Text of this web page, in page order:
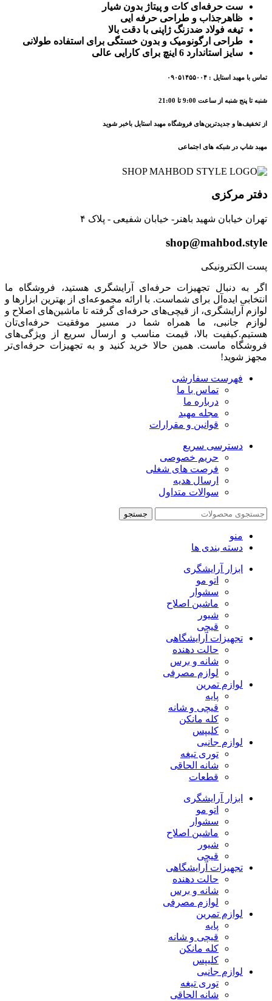
ست حرفه‌ای کات و پیتاژ بدون شیار
ظاهرجذاب و طراحی حرفه ایی
تیغه فولاد ضدزنگ ژاپنی با دقت بالا
طراحی ارگونومیک و بدون خستگی برای استفاده طولانی
سایز استاندارد 6 اینچ برای کارایی عالی
تماس با مهبد استایل : ۰۹۰۵۱۴۵۵۰۰۴
شنبه تا پنج شنبه از ساعت 9:00 تا 21:00
از تخفیف‌ها و جدیدترین‌های فروشگاه مهبد استایل باخبر شوید
مهبد شاپ در شبکه های اجتماعی
دفتر مرکزی
تهران خیابان شهید باهنر- خیابان شفیعی - پلاک ۴
shop@mahbod.style
پست الکترونیکی
اگر به دنبال تجهیزات حرفه‌ای آرایشگری هستید، فروشگاه ما
انتخابی ایده‌آل برای شماست. با ارائه مجموعه‌ای از بهترین ابزارها و
لوازم آرایشگری، از قیچی‌های حرفه‌ای گرفته تا ماشین‌های اصلاح و
لوازم جانبی، ما همراه شما در مسیر موفقیت حرفه‌ای‌تان
هستیم.کیفیت بالا، قیمت مناسب و ارسال سریع از ویژگی‌های
فروشگاه ماست. همین حالا خرید کنید و به تجهیزات حرفه‌ای‌تر
مجهز شوید!
فهرست سفارشی
تماس با ما
درباره ما
مجله مهبد
قوانین و مقرارات
دسترسی سریع
حریم خصوصی
فرصت های شغلی
ارسال هدیه
سوالات متداول
جستجو
منو
دسته بندی ها
ابزار آرایشگری
اتو مو
سشوار
ماشین اصلاح
شیور
قیچی
تجهیزات آرایشگاهی
حالت دهنده
شانه و برس
لوازم مصرفی
لوازم تمرین
پایه
قیچی و شانه
کله مانکن
کلیپس
لوازم جانبی
توری تیغه
شانه الحاقی
قطعات
ابزار آرایشگری
اتو مو
سشوار
ماشین اصلاح
شیور
قیچی
تجهیزات آرایشگاهی
حالت دهنده
شانه و برس
لوازم مصرفی
لوازم تمرین
پایه
قیچی و شانه
کله مانکن
کلیپس
لوازم جانبی
توری تیغه
شانه الحاقی